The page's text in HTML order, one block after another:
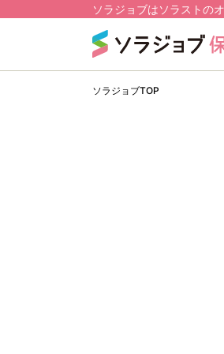
ソラジョブはソラストの
ソラジョブTOP